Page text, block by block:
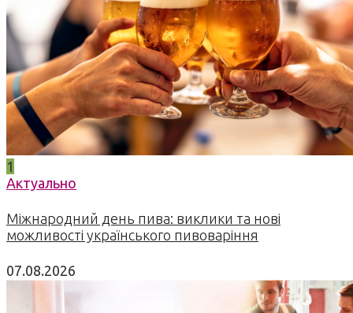
1
Актуально
Міжнародний день пива: виклики та нові
можливості українського пивоваріння
07.08.2026